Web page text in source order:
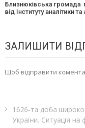
Близнюківська громада
від Інституту аналітики
ЗАЛИШИТИ
Щоб відправити
1626-та доба
України. Ситуація на